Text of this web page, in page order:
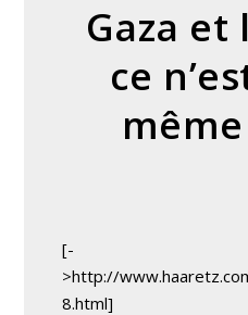
Gaza et
ce
[-
>http://
8.html]